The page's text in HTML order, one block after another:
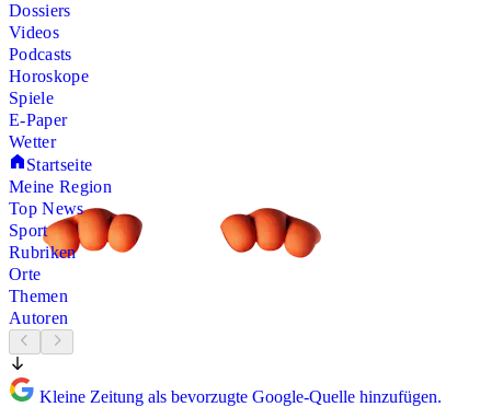
Dossiers
Videos
Podcasts
Horoskope
Spiele
E-Paper
Wetter
Startseite
Meine Region
Top News
Sport
Rubriken
Orte
Themen
Autoren
Kleine Zeitung als bevorzugte Google-Quelle hinzufügen.